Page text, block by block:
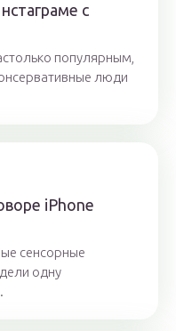
с
популярным,
люди
iPhone
сенсорные
одну